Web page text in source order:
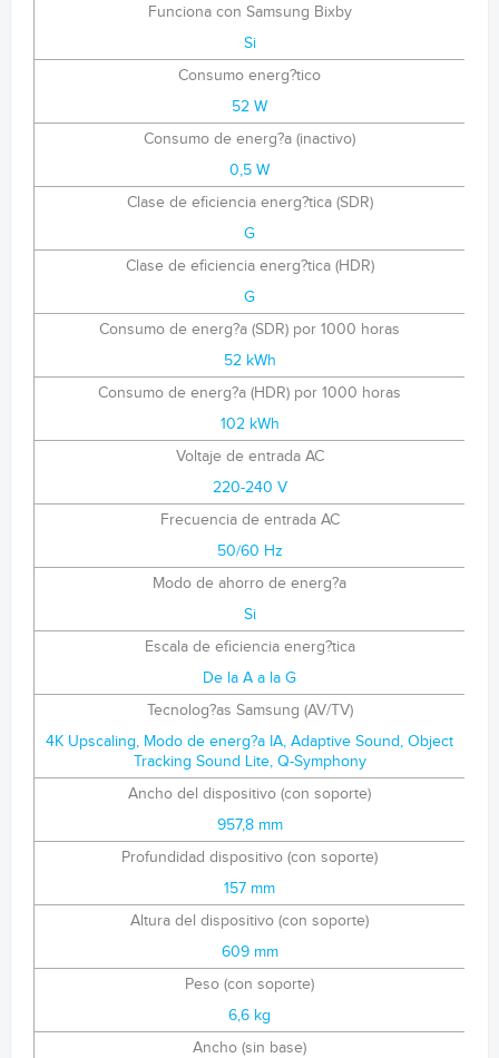
Funciona con Samsung Bixby
Si
Consumo energ?tico
52 W
Consumo de energ?a (inactivo)
0,5 W
Clase de eficiencia energ?tica (SDR)
G
Clase de eficiencia energ?tica (HDR)
G
Consumo de energ?a (SDR) por 1000 horas
52 kWh
Consumo de energ?a (HDR) por 1000 horas
102 kWh
Voltaje de entrada AC
220-240 V
Frecuencia de entrada AC
50/60 Hz
Modo de ahorro de energ?a
Si
Escala de eficiencia energ?tica
De la A a la G
Tecnolog?as Samsung (AV/TV)
4K Upscaling, Modo de energ?a IA, Adaptive Sound, Object
Tracking Sound Lite, Q-Symphony
Ancho del dispositivo (con soporte)
957,8 mm
Profundidad dispositivo (con soporte)
157 mm
Altura del dispositivo (con soporte)
609 mm
Peso (con soporte)
6,6 kg
Ancho (sin base)